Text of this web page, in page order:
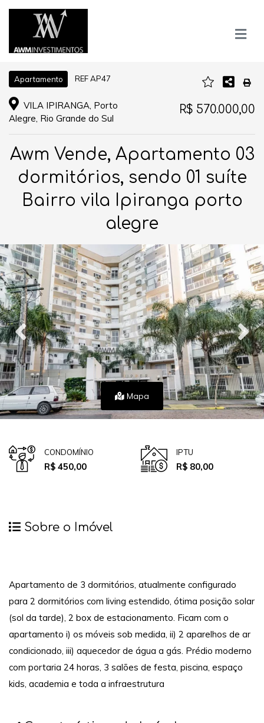
Apartamento REF AP47
VILA IPIRANGA, Porto
Alegre, Rio Grande do Sul
R$ 570.000,00
Awm Vende, Apartamento 03
dormitórios, sendo 01 suíte
Bairro vila Ipiranga porto
alegre
Mapa
CONDOMÍNIO
R$ 450,00
IPTU
R$ 80,00
Sobre o Imóvel
Apartamento de 3 dormitórios, atualmente configurado
para 2 dormitórios com living estendido, ótima posição solar
(sol da tarde), 2 box de estacionamento. Ficam com o
apartamento i) os móveis sob medida, ii) 2 aparelhos de ar
condicionado, iii) aquecedor de água a gás. Prédio moderno
com portaria 24 horas, 3 salões de festa, piscina, espaço
kids, academia e toda a infraestrutura